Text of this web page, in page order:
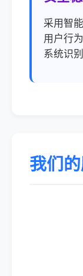
采用智
用户行
系统识
我们